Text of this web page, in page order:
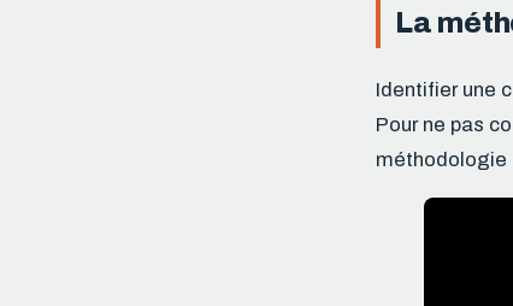
La
Identifier une
Pour ne pas
méthodologie